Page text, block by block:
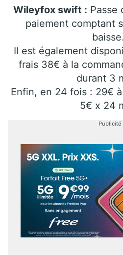
Wileyfox swift : Passe
paiement comptant
baisse.
Il est également
frais 38€ à la
durant 3
Enfin, en 24 fois : 29€
5€ x 24
Publicité